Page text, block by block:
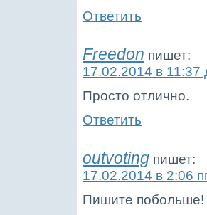
Ответить
Freedon пишет:
17.02.2014 в 11:37
Просто отлично.
Ответить
outvoting пишет:
17.02.2014 в 2:06
Пишите побольше!